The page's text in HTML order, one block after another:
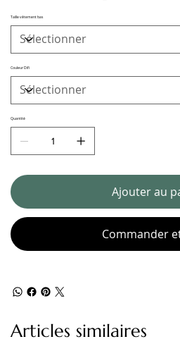
Taille vêtement bas
Couleur Difi
Quantité
Ajouter au
Commander
Articles similaires